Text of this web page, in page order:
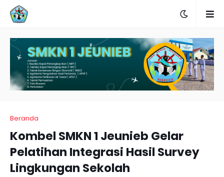
Beranda
Kombel SMKN 1 Jeunieb Gelar
Pelatihan Integrasi Hasil Survey
Lingkungan Sekolah